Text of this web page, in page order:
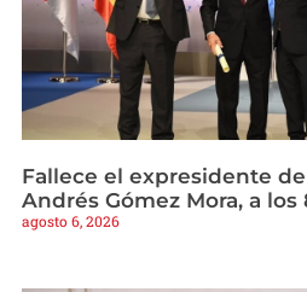
Fallece el expresidente
Andrés Gómez Mora, a los
agosto 6, 2026